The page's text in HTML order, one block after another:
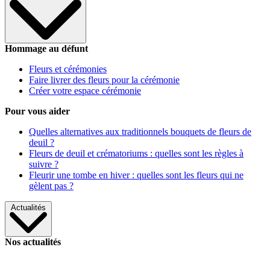
Hommage au défunt
Fleurs et cérémonies
Faire livrer des fleurs pour la cérémonie
Créer votre espace cérémonie
Pour vous aider
Quelles alternatives aux traditionnels bouquets de fleurs de
deuil ?
Fleurs de deuil et crématoriums : quelles sont les règles à
suivre ?
Fleurir une tombe en hiver : quelles sont les fleurs qui ne
gèlent pas ?
Actualités
Nos actualités